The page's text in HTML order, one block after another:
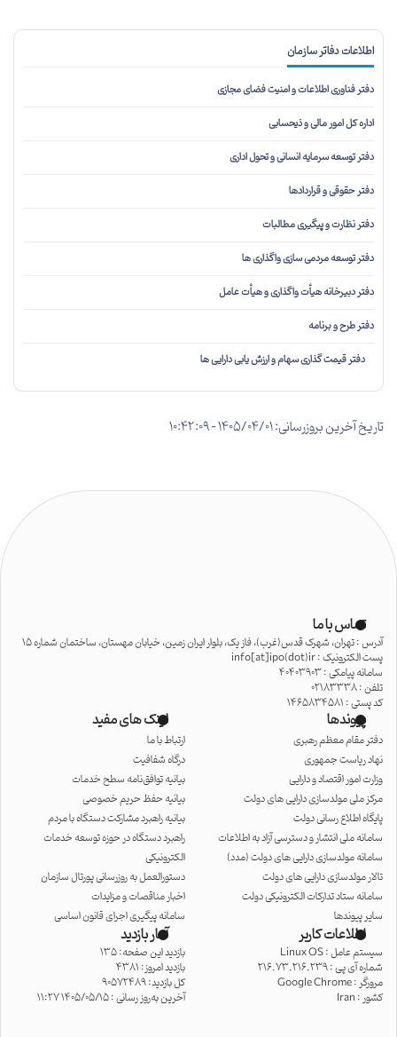
اطلاعات دفاتر سازمان
دفتر فناوری اطلاعات و امنیت فضای مجازی
اداره کل امور مالی و ذیحسابی
دفتر توسعه سرمایه انسانی و تحول اداری
دفتر حقوقی و قراردادها
دفتر نظارت و پیگیری مطالبات
دفتر توسعه مردمی سازی واگذاری ها
دفتر دبیرخانه هیأت واگذاری و هیأت عامل
دفتر طرح و برنامه
دفتر قیمت گذاری سهام و ارزش یابی دارایی ها
تاریخ آخرین بروزرسانی: 1405/04/01 - 10:42:09
تماس با ما
آدرس : تهران، شهرک قدس(غرب)، فاز یک، بلوار ایران زمین، خیابان مهستان، ساختمان شماره 15
پست الکترونیک : info[at]ipo(dot)ir
سامانه پیامکی : 40403903
تلفن : 02183338
کد پستی : 1465834581
پیوندها
دفتر مقام معظم رهبری
نهاد ریاست جمهوری
وزارت امور اقتصاد و دارایی
مرکز ملی مولدسازی دارایی های دولت
پایگاه اطلاع رسانی دولت
سامانه ملی انتشار و دسترسی آزاد به اطلاعات
سامانه مولدسازی دارایی های دولت (مدد)
تالار مولدسازی دارایی های دولت
سامانه ستاد تدارکات الکترونیکی دولت
سایر پیوندها
لینک های مفید
ارتباط با ما
درگاه شفافیت
بیانیه توافق‌نامه سطح خدمات
بیانیه حفظ حریم خصوصی
بیانیه راهبرد مشارکت دستگاه با مردم
راهبرد دستگاه در حوزه توسعه خدمات
الکترونیکی
دستورالعمل به روزرسانی پورتال سازمان
اخبار مناقصات و مزایدات
سامانه پیگیری اجرای قانون اساسی
اطلاعات کاربر
سیستم عامل :Linux OS
شماره آی پی :216.73.216.239
مرورگر :Google Chrome
کشور : Iran
آمار بازدید
بازدید این صفحه: 135
بازدید امروز: 4381
کل بازدید: 90572489
آخرین به‌روز رسانی : 1405/05/15 11:27